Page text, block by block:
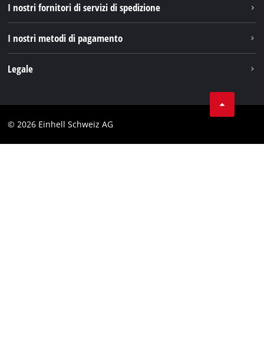
Pinterest
I nostri fornitori di servizi di spedizione
I nostri metodi di pagamento
Legale
Testata
© 2026 Einhell Schweiz AG